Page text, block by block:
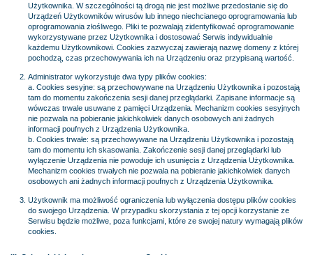
Użytkownika. W szczególności tą drogą nie jest możliwe przedostanie się do
Urządzeń Użytkowników wirusów lub innego niechcianego oprogramowania lub
oprogramowania złośliwego. Pliki te pozwalają zidentyfikować oprogramowanie
wykorzystywane przez Użytkownika i dostosować Serwis indywidualnie
każdemu Użytkownikowi. Cookies zazwyczaj zawierają nazwę domeny z której
pochodzą, czas przechowywania ich na Urządzeniu oraz przypisaną wartość.
Administrator wykorzystuje dwa typy plików cookies:
a. Cookies sesyjne: są przechowywane na Urządzeniu Użytkownika i pozostają
tam do momentu zakończenia sesji danej przeglądarki. Zapisane informacje są
wówczas trwale usuwane z pamięci Urządzenia. Mechanizm cookies sesyjnych
nie pozwala na pobieranie jakichkolwiek danych osobowych ani żadnych
informacji poufnych z Urządzenia Użytkownika.
b. Cookies trwałe: są przechowywane na Urządzeniu Użytkownika i pozostają
tam do momentu ich skasowania. Zakończenie sesji danej przeglądarki lub
wyłączenie Urządzenia nie powoduje ich usunięcia z Urządzenia Użytkownika.
Mechanizm cookies trwałych nie pozwala na pobieranie jakichkolwiek danych
osobowych ani żadnych informacji poufnych z Urządzenia Użytkownika.
Użytkownik ma możliwość ograniczenia lub wyłączenia dostępu plików cookies
do swojego Urządzenia. W przypadku skorzystania z tej opcji korzystanie ze
Serwisu będzie możliwe, poza funkcjami, które ze swojej natury wymagają plików
cookies.